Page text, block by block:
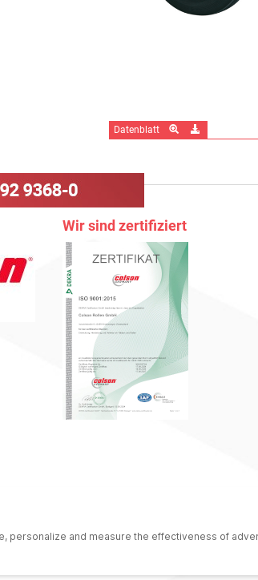
Datenblatt
Wir sind zertifiziert